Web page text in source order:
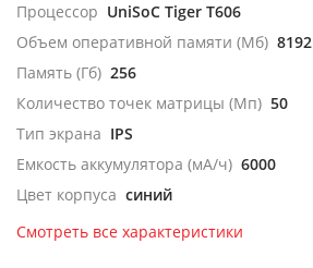
Процессор UniSoC Tiger T606
Объем оперативной памяти (Мб) 8192
Память (Гб) 256
Количество точек матрицы (Мп) 50
Тип экрана IPS
Емкость аккумулятора (мА/ч) 6000
Цвет корпуса синий
Смотреть все характеристики